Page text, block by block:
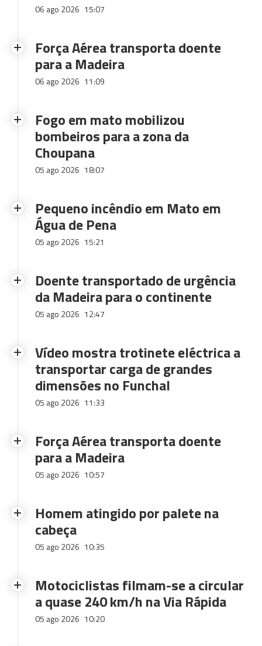
06 ago 2026 15:07
Força Aérea transporta doente
para a Madeira
06 ago 2026 11:09
Fogo em mato mobilizou
bombeiros para a zona da
Choupana
05 ago 2026 18:07
Pequeno incêndio em Mato em
Água de Pena
05 ago 2026 15:21
Doente transportado de urgência
da Madeira para o continente
05 ago 2026 12:47
Vídeo mostra trotinete eléctrica a
transportar carga de grandes
dimensões no Funchal
05 ago 2026 11:33
Força Aérea transporta doente
para a Madeira
05 ago 2026 10:57
Homem atingido por palete na
cabeça
05 ago 2026 10:35
Motociclistas filmam-se a circular
a quase 240 km/h na Via Rápida
05 ago 2026 10:20